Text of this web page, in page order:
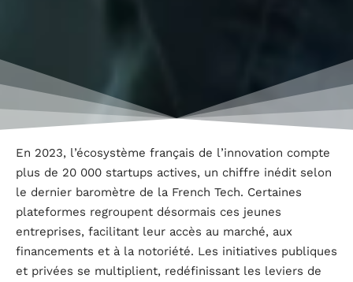
En 2023, l’écosystème français de l’innovation compte
plus de 20 000 startups actives, un chiffre inédit selon
le dernier baromètre de la French Tech. Certaines
plateformes regroupent désormais ces jeunes
entreprises, facilitant leur accès au marché, aux
financements et à la notoriété. Les initiatives publiques
et privées se multiplient, redéfinissant les leviers de